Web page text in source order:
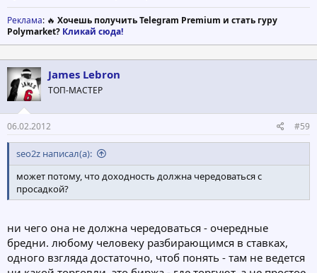
Реклама: 🔥 Хочешь получить Telegram Premium и стать гуру
Polymarket? Кликай сюда!
James Lebron
ТОП-МАСТЕР
06.02.2012 #59
seo2z написал(а):
может потому, что доходность должна чередоваться с
просадкой?
ни чего она не должна чередоваться - очередные
бредни. любому человеку разбирающимся в ставках,
одного взгляда достаточно, чтоб понять - там не ведется